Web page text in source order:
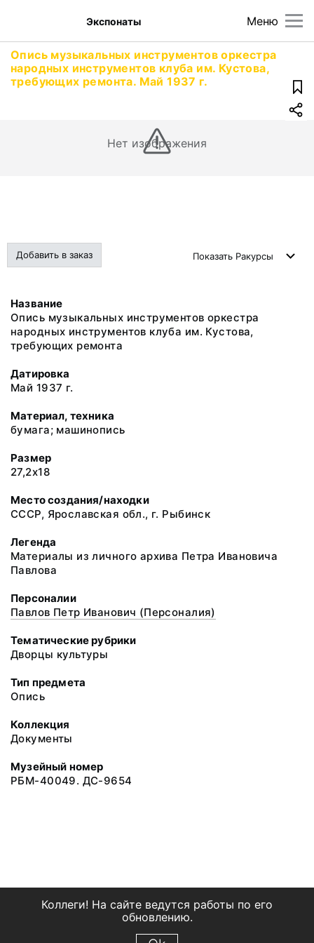
Меню
Экспонаты
Опись музыкальных инструментов оркестра
народных инструментов клуба им. Кустова,
требующих ремонта. Май 1937 г.
Нет изображения
Добавить в заказ Показать Ракурсы
Название
Опись музыкальных инструментов оркестра
народных инструментов клуба им. Кустова,
требующих ремонта
Датировка
Май 1937 г.
Материал, техника
бумага; машинопись
Размер
27,2х18
Место создания/находки
СССР, Ярославская обл., г. Рыбинск
Легенда
Материалы из личного архива Петра Ивановича
Павлова
Персоналии
Павлов Петр Иванович (Персоналия)
Тематические рубрики
Дворцы культуры
Тип предмета
Опись
Коллекция
Документы
Музейный номер
РБМ-40049. ДС-9654
Коллеги! На сайте ведутся работы по его
обновлению.